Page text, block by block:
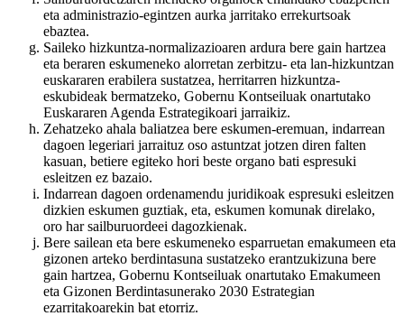
eta administrazio-egintzen aurka jarritako errekurtsoak
ebaztea.
Saileko hizkuntza-normalizazioaren ardura bere gain hartzea
eta beraren eskumeneko alorretan zerbitzu- eta lan-hizkuntzan
euskararen erabilera sustatzea, herritarren hizkuntza-
eskubideak bermatzeko, Gobernu Kontseiluak onartutako
Euskararen Agenda Estrategikoari jarraikiz.
Zehatzeko ahala baliatzea bere eskumen-eremuan, indarrean
dagoen legeriari jarraituz oso astuntzat jotzen diren falten
kasuan, betiere egiteko hori beste organo bati espresuki
esleitzen ez bazaio.
Indarrean dagoen ordenamendu juridikoak espresuki esleitzen
dizkien eskumen guztiak, eta, eskumen komunak direlako,
oro har sailburuordeei dagozkienak.
Bere sailean eta bere eskumeneko esparruetan emakumeen eta
gizonen arteko berdintasuna sustatzeko erantzukizuna bere
gain hartzea, Gobernu Kontseiluak onartutako Emakumeen
eta Gizonen Berdintasunerako 2030 Estrategian
ezarritakoarekin bat etorriz.